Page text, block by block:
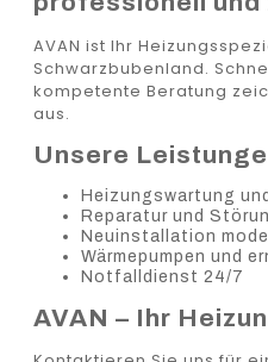
AVAN ist Ihr
Schwarzbubenland.
kompetente Beratung
aus.
Unsere
Heizungswartung
Reparatur und
Neuinstallation
Wärmepumpen und
Notfalldienst 24/7
AVAN – Ihr